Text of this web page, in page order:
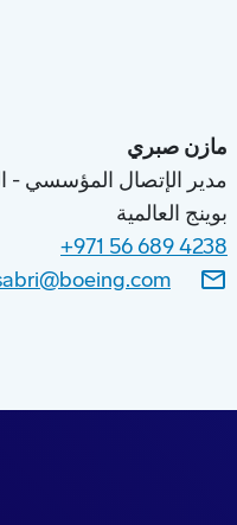
مازن صبري
مدير الإتصال المؤسسي -
بوينج العالمية
+971 56 689 4238